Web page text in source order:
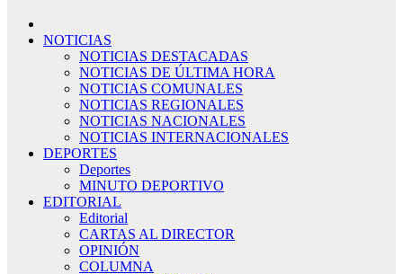
NOTICIAS
NOTICIAS DESTACADAS
NOTICIAS DE ÚLTIMA HORA
NOTICIAS COMUNALES
NOTICIAS REGIONALES
NOTICIAS NACIONALES
NOTICIAS INTERNACIONALES
DEPORTES
Deportes
MINUTO DEPORTIVO
EDITORIAL
Editorial
CARTAS AL DIRECTOR
OPINIÓN
COLUMNA